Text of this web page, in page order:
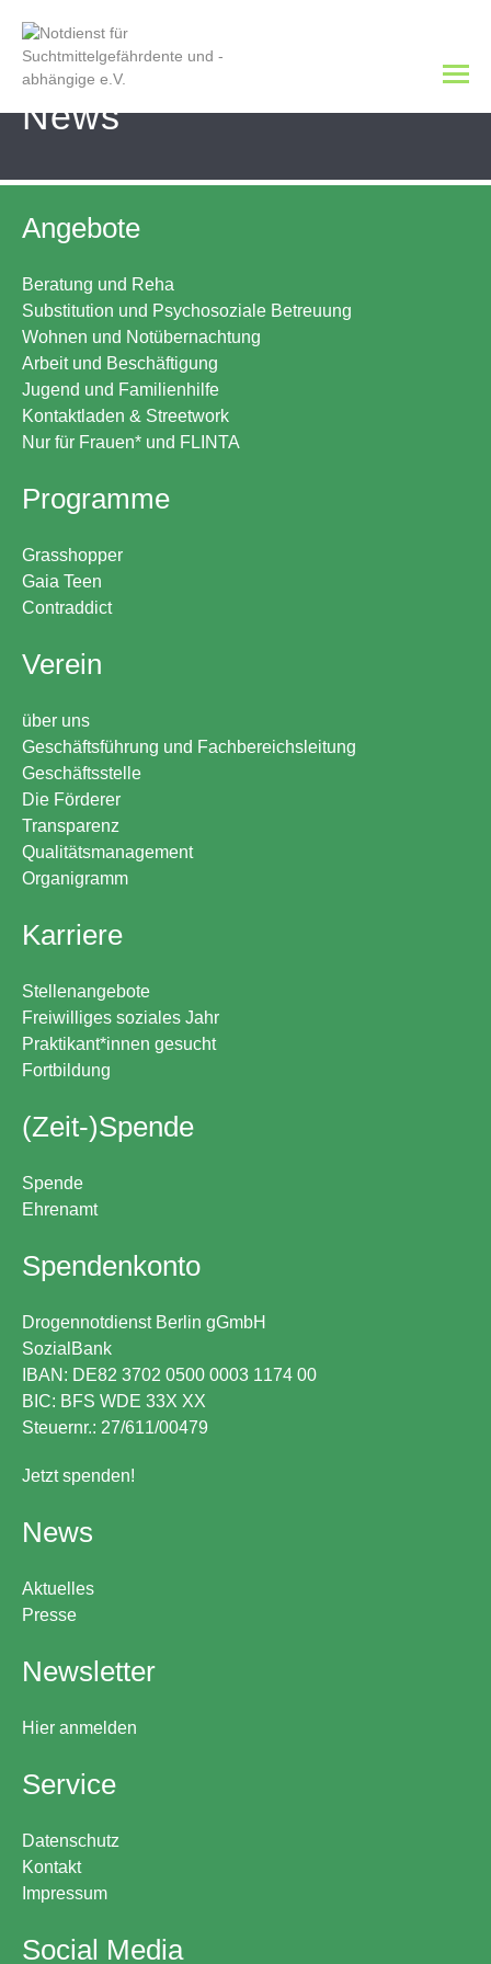
News
Angebote
Beratung und Reha
Substitution und Psychosoziale Betreuung
Wohnen und Notübernachtung
Arbeit und Beschäftigung
Jugend und Familienhilfe
Kontaktladen & Streetwork
Nur für Frauen* und FLINTA
Programme
Grasshopper
Gaia Teen
Contraddict
Verein
über uns
Geschäftsführung und Fachbereichsleitung
Geschäftsstelle
Die Förderer
Transparenz
Qualitätsmanagement
Organigramm
Karriere
Stellenangebote
Freiwilliges soziales Jahr
Praktikant*innen gesucht
Fortbildung
(Zeit-)Spende
Spende
Ehrenamt
Spendenkonto
Drogennotdienst Berlin gGmbH
SozialBank
IBAN: DE82 3702 0500 0003 1174 00
BIC: BFS WDE 33X XX
Steuernr.: 27/611/00479
Jetzt spenden!
News
Aktuelles
Presse
Newsletter
Hier anmelden
Service
Datenschutz
Kontakt
Impressum
Social Media